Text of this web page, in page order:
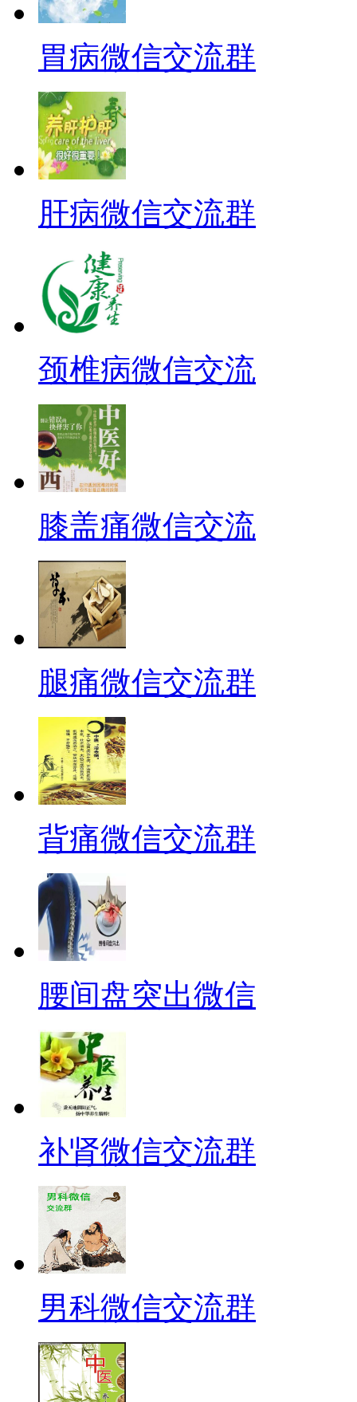
胃病微信交流群
肝病微信交流群
颈椎病微信交流
膝盖痛微信交流
腿痛微信交流群
背痛微信交流群
腰间盘突出微信
补肾微信交流群
男科微信交流群